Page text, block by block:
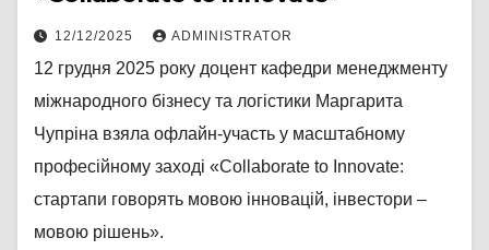
12/12/2025 ADMINISTRATOR
12 грудня 2025 року доцент кафедри менеджменту
міжнародного бізнесу та логістики Маргарита
Чупріна взяла офлайн-участь у масштабному
професійному заході «Collaborate to Innovate:
стартапи говорять мовою інновацій, інвестори –
мовою рішень».